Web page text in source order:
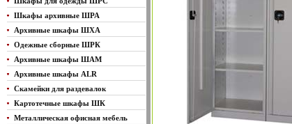
Шкафы архивные ШРА
Архивные шкафы ШХА
Одежные сборные ШРК
Архивные шкафы ШАМ
Архивные шкафы ALR
Скамейки для раздевалок
Картотечные шкафы ШК
Металлическая офисная мебель